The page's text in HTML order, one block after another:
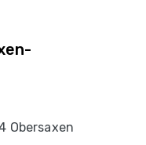
Obersaxen